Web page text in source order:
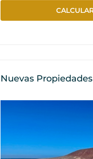
Nuevas Propiedades